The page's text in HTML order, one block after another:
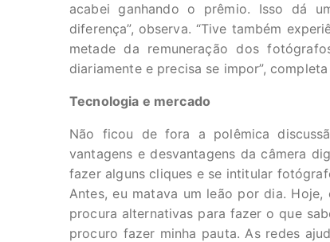
acabei ganhando o prêmio. Isso dá
diferença”, observa. “Tive também
metade da remuneração dos
diariamente e precisa se impor”,
Tecnologia e mercado
Não ficou de fora a polêmica
vantagens e desvantagens da câmera
fazer alguns cliques e se intitular
Antes, eu matava um leão por dia.
procura alternativas para fazer o que
procuro fazer minha pauta. As redes